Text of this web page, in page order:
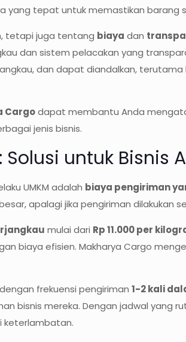
yang tepat untuk memastikan
tetapi juga tentang biaya dan
dan sistem pelacakan yang
dan dapat diandalkan,
Cargodapat membantu Anda
jenis bisnis.
untuk Bisnis
UMKM adalah biaya pengiriman
apalagi jika pengiriman dilakukan
mulai dari Rp 11.000 per
biaya efisien. Makharya Cargo
frekuensi pengiriman1-2 kali
bisnis mereka. Dengan jadwal yang
keterlambatan.